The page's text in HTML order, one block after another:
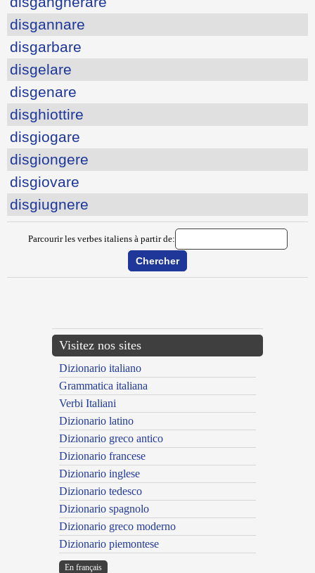
disgannare
disgarbare
disgelare
disgenare
disghiottire
disgiogare
disgiongere
disgiovare
disgiugnere
Parcourir les verbes italiens à partir de:
Visitez nos sites
Dizionario italiano
Grammatica italiana
Verbi Italiani
Dizionario latino
Dizionario greco antico
Dizionario francese
Dizionario inglese
Dizionario tedesco
Dizionario spagnolo
Dizionario greco moderno
Dizionario piemontese
En français